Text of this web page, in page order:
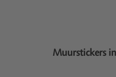
Muurstickers